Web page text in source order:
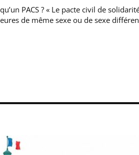
qu’un PACS ? « Le pacte civil de
de même sexe ou de sexe